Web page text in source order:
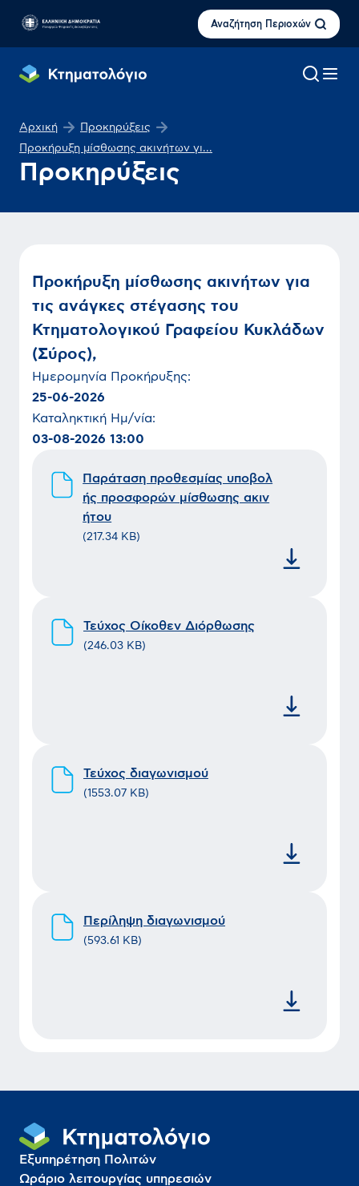
Αναζήτηση Περιοχών
Αρχική
Προκηρύξεις
Προκήρυξη μίσθωσης ακινήτων γι...
Προκηρύξεις
Προκήρυξη μίσθωσης ακινήτων για
τις ανάγκες στέγασης του
Κτηματολογικού Γραφείου Κυκλάδων
(Σύρος),
Ημερομηνία Προκήρυξης:
25-06-2026
Καταληκτική Ημ/νία:
03-08-2026 13:00
Παράταση προθεσμίας υποβολ
ής προσφορών μίσθωσης ακιν
ήτου
(217.34 KB)
Τεύχος Οίκοθεν Διόρθωσης
(246.03 KB)
Τεύχος διαγωνισμού
(1553.07 KB)
Περίληψη διαγωνισμού
(593.61 KB)
Εξυπηρέτηση Πολιτών
Ωράριο λειτουργίας υπηρεσιών